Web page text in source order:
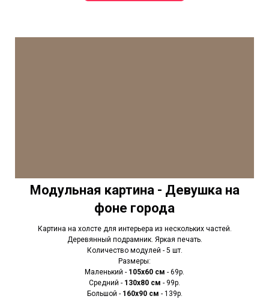
Модульная картина - Девушка на
фоне города
Картина на холсте для интерьера из нескольких частей.
Деревянный подрамник. Яркая печать.
Количество модулей - 5 шт.
Размеры:
Маленький - 105х60 см - 69р.
Средний - 130х80 см - 99р.
Большой - 160х90 см - 139р.